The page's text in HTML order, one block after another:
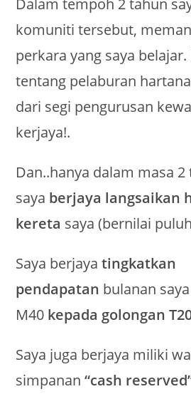
Dalam tempoh 2 tahun
komuniti tersebut,
perkara yang saya
tentang pelaburan
dari segi pengurusan
kerjaya!.
Dan..hanya dalam masa
saya berjaya langsaikan
kereta saya (bernilai
Saya berjayatingkatkan
pendapatan bulanan
M40 kepada golongan
Saya juga berjaya miliki
simpanan “cash